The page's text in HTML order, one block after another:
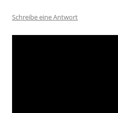
Schreibe eine Antwort